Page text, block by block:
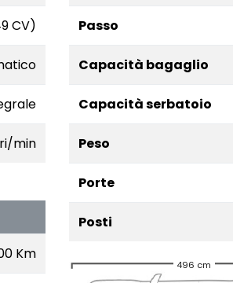
CV)
min
Km
Passo
Capacità bagaglio
Capacità serbatoio
Peso
Porte
Posti
496 cm